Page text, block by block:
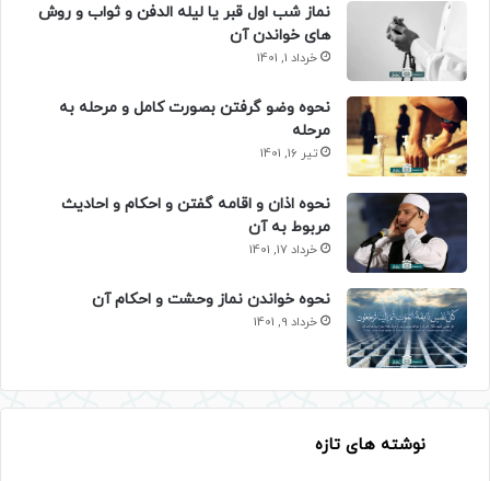
نماز شب اول قبر یا لیله الدفن و ثواب و روش
های خواندن آن
خرداد 1, 1401
نحوه وضو گرفتن بصورت کامل و مرحله به
مرحله
تیر 16, 1401
نحوه اذان و اقامه گفتن و احکام و احادیث
مربوط به آن
خرداد 17, 1401
نحوه خواندن نماز وحشت و احکام آن
خرداد 9, 1401
نوشته های تازه